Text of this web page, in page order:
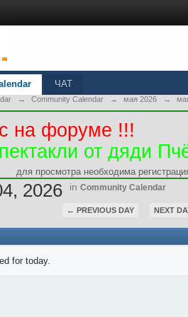
ЧАТ
→ Community Calendar → мая 2026 →
на форуме !!!
от дяди
для просмотра необходима
2026 inCommunity Calendar
← PREVIOUS DAY NEXT
for today.